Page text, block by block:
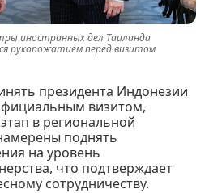
иностранных дел Таиланда
рукопожатием перед визитом
президента Индонезии
визитом,
в региональной
поднять
на уровень
что подтверждает
сотрудничеству.